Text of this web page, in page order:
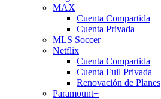
MAX
Cuenta Compartida
Cuenta Privada
MLS Soccer
Netflix
Cuenta Compartida
Cuenta Full Privada
Renovación de Planes
Paramount+